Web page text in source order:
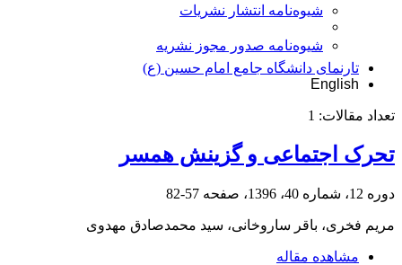
شیوه‌نامه انتشار نشریات
شیوهنامه صدور مجوز نشریه
تارنمای دانشگاه جامع امام حسین (ع)
English
تعداد مقالات: 1
تحرک اجتماعی و گزینش همسر
دوره 12، شماره 40، 1396، صفحه 57-82
مریم فخری، باقر ساروخانی، سید محمدصادق مهدوی
مشاهده مقاله